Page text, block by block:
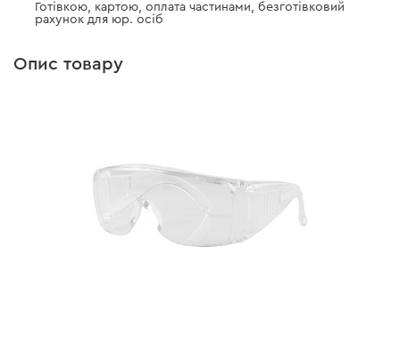
Готівкою, картою, оплата частинами, безготівковий
рахунок для юр. осіб
Опис товару